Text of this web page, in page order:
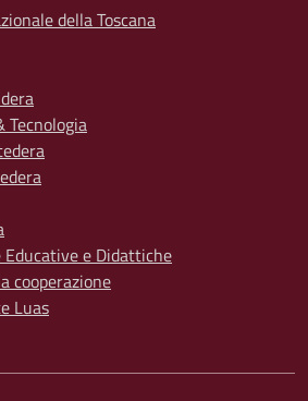
della Toscana
Tecnologia
Educative e Didattiche
cooperazione
Luas